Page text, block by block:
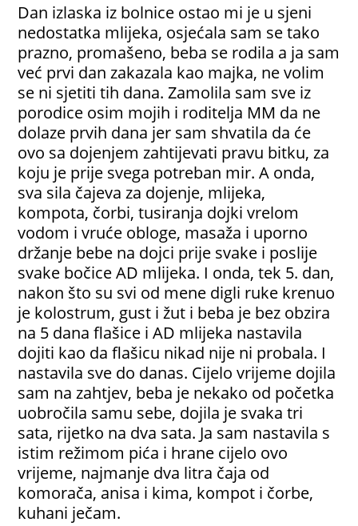
Dan izlaska iz bolnice ostao mi je u sjeni
nedostatka mlijeka, osjećala sam se tako
prazno, promašeno, beba se rodila a ja sam
već prvi dan zakazala kao majka, ne volim
se ni sjetiti tih dana. Zamolila sam sve iz
porodice osim mojih i roditelja MM da ne
dolaze prvih dana jer sam shvatila da će
ovo sa dojenjem zahtijevati pravu bitku, za
koju je prije svega potreban mir. A onda,
sva sila čajeva za dojenje, mlijeka,
kompota, čorbi, tusiranja dojki vrelom
vodom i vruće obloge, masaža i uporno
držanje bebe na dojci prije svake i poslije
svake bočice AD mlijeka. I onda, tek 5. dan,
nakon što su svi od mene digli ruke krenuo
je kolostrum, gust i žut i beba je bez obzira
na 5 dana flašice i AD mlijeka nastavila
dojiti kao da flašicu nikad nije ni probala. I
nastavila sve do danas. Cijelo vrijeme dojila
sam na zahtjev, beba je nekako od početka
uobročila samu sebe, dojila je svaka tri
sata, rijetko na dva sata. Ja sam nastavila s
istim režimom pića i hrane cijelo ovo
vrijeme, najmanje dva litra čaja od
komorača, anisa i kima, kompot i čorbe,
kuhani ječam.